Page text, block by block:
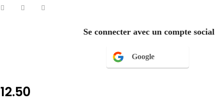
Se connecter avec un compte social
Google
12.50